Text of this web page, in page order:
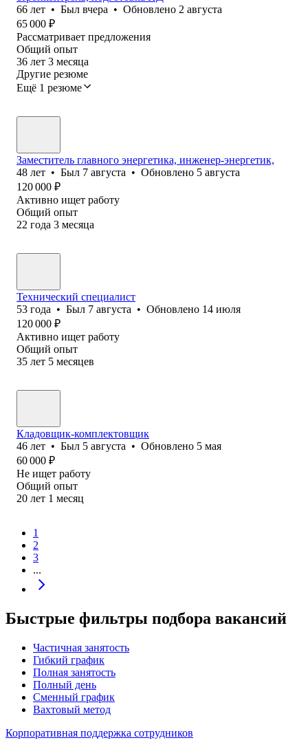
66 лет • Был вчера • Обновлено 2 августа
65 000 ₽
Рассматривает предложения
Общий опыт
36 лет 3 месяца
Другие резюме
Ещё 1 резюме
Заместитель главного энергетика, инженер-энергетик,
48 лет • Был 7 августа • Обновлено 5 августа
120 000 ₽
Активно ищет работу
Общий опыт
22 года 3 месяца
Технический специалист
53 года • Был 7 августа • Обновлено 14 июля
120 000 ₽
Активно ищет работу
Общий опыт
35 лет 5 месяцев
Кладовщик-комплектовщик
46 лет • Был 5 августа • Обновлено 5 мая
60 000 ₽
Не ищет работу
Общий опыт
20 лет 1 месяц
1
2
3
...
Быстрые фильтры подбора вакансий
Частичная занятость
Гибкий график
Полная занятость
Полный день
Сменный график
Вахтовый метод
Корпоративная поддержка сотрудников